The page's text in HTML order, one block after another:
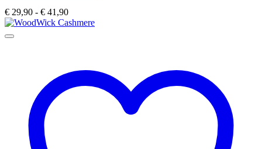
optie
kan
gekozen
productpagina
€ 29,90 - € 41,90Prijsklasse:
€ 29,90